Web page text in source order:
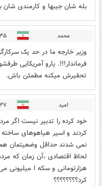
بله شان جیبها و کارمندی شان
محمد ۱۴:۳۵
وزیر خارجه ما در حد یک
فرماندار!!!. یارو آمریکایی
تحقیرش میکنه مطمئن باش.
امید ۱۴:۳۷
کردند و اسیر هیاهوهای
نمی شدند حداقل وضعیتمان هم
هزارتومانی و سکه ا میلیونی
کرد؟؟؟؟؟؟؟؟